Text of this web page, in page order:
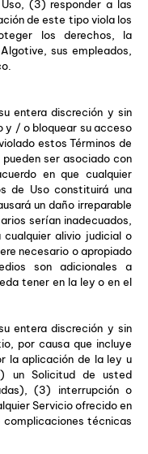
(3) responder a las
de este tipo viola los
los derechos, la
sus empleados,
entera discreción y sin
y / o bloquear su acceso
estos Términos de
ser asociado con
en que cualquier
de Uso constituirá una
un daño irreparable
serían inadecuados,
alivio judicial o
necesario o apropiado
son adicionales a
tener en la ley o en el
entera discreción y sin
por causa que incluye
la aplicación de la ley u
un Solicitud de usted
(3) interrupción o
Servicio ofrecido en
técnicas